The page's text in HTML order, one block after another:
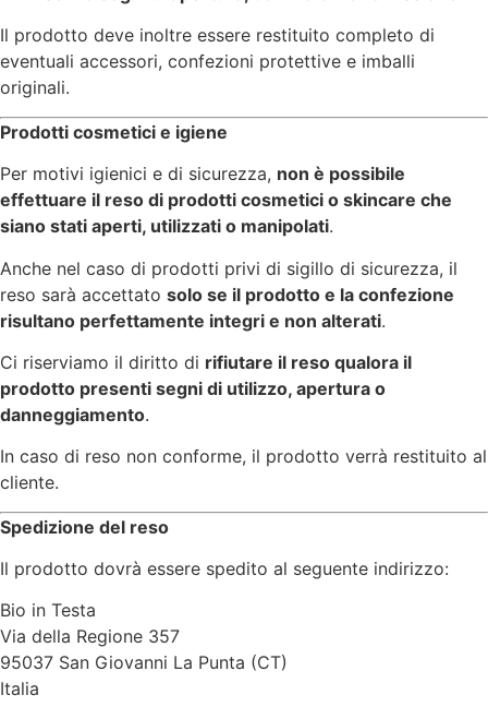
Il prodotto deve inoltre essere restituito completo di
eventuali accessori, confezioni protettive e imballi
originali.
Prodotti cosmetici e igiene
Per motivi igienici e di sicurezza, non è possibile
effettuare il reso di prodotti cosmetici o skincare che
siano stati aperti, utilizzati o manipolati.
Anche nel caso di prodotti privi di sigillo di sicurezza, il
reso sarà accettato solo se il prodotto e la confezione
risultano perfettamente integri e non alterati.
Ci riserviamo il diritto di rifiutare il reso qualora il
prodotto presenti segni di utilizzo, apertura o
danneggiamento.
In caso di reso non conforme, il prodotto verrà restituito al
cliente.
Spedizione del reso
Il prodotto dovrà essere spedito al seguente indirizzo:
Bio in Testa
Via della Regione 357
95037 San Giovanni La Punta (CT)
Italia